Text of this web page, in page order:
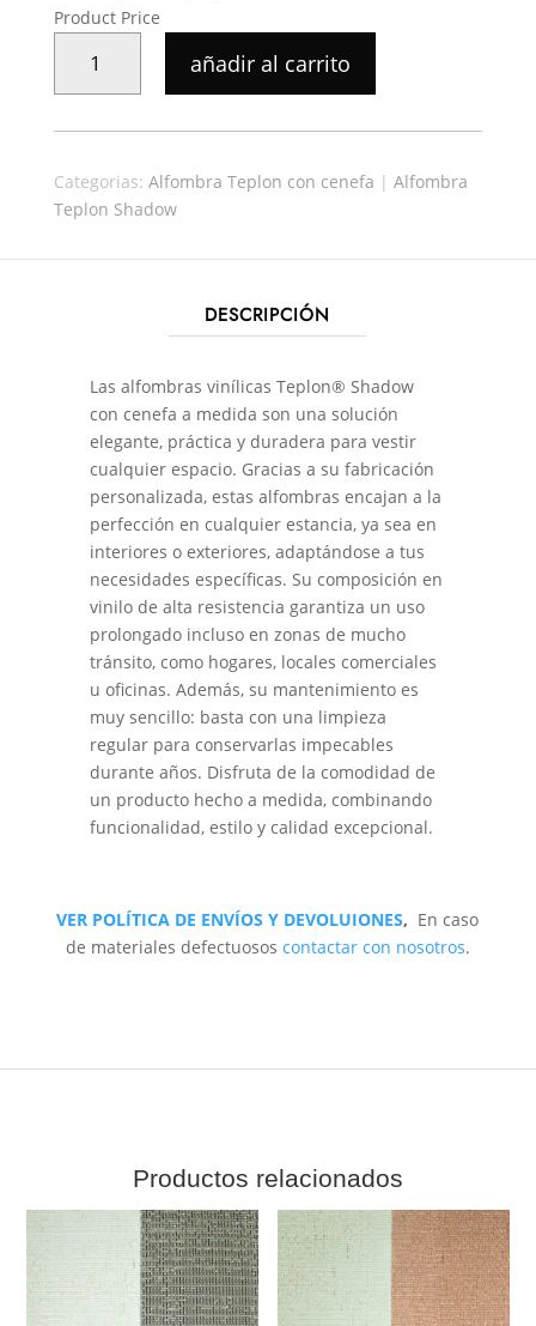
Product Price
TEPLON
CON
CENEFA
CANTIDAD
añadir al carrito
Categorias: Alfombra Teplon con cenefa | Alfombra
Teplon Shadow
DESCRIPCIÓN
Las alfombras vinílicas Teplon® Shadow
con cenefa a medida son una solución
elegante, práctica y duradera para vestir
cualquier espacio. Gracias a su fabricación
personalizada, estas alfombras encajan a la
perfección en cualquier estancia, ya sea en
interiores o exteriores, adaptándose a tus
necesidades específicas. Su composición en
vinilo de alta resistencia garantiza un uso
prolongado incluso en zonas de mucho
tránsito, como hogares, locales comerciales
u oficinas. Además, su mantenimiento es
muy sencillo: basta con una limpieza
regular para conservarlas impecables
durante años. Disfruta de la comodidad de
un producto hecho a medida, combinando
funcionalidad, estilo y calidad excepcional.
VER POLÍTICA DE ENVÍOS Y DEVOLUIONES, En caso
de materiales defectuosos contactar con nosotros.
Productos relacionados